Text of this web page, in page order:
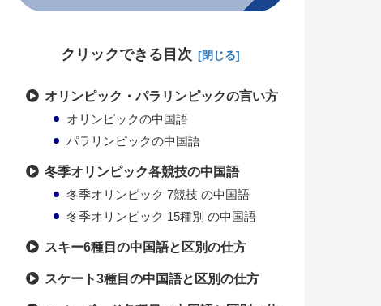
クリックできる目次
オリンピック・パラリンピックの言い方
オリンピックの中国語
パラリンピックの中国語
冬季オリンピック各競技の中国語
冬季オリンピック 7競技 の中国語
冬季オリンピック 15種別 の中国語
スキー6種目の中国語と区別の仕方
スケート3種目の中国語と区別の仕方